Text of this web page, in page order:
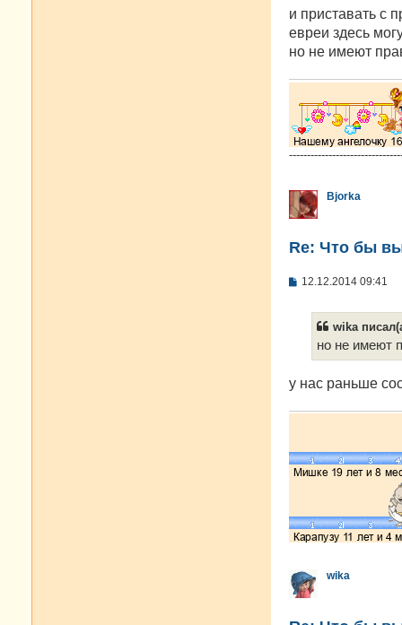
и приставать с
евреи здесь
но не имеют
Bjorka
Re: Что бы
С
е
12.12.2014 09:41
wika
но не имеют
у нас раньше
wika